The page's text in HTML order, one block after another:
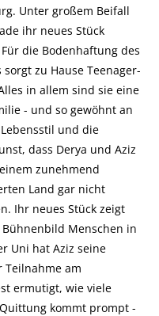
Unter großem Beifall
ihr neues Stück
die Bodenhaftung des
zu Hause Teenager-
in allem sind sie eine
- und so gewöhnt an
und die
dass Derya und Aziz
zunehmend
Land gar nicht
Ihr neues Stück zeigt
Menschen in
Uni hat Aziz seine
Teilnahme am
ermutigt, wie viele
kommt prompt -